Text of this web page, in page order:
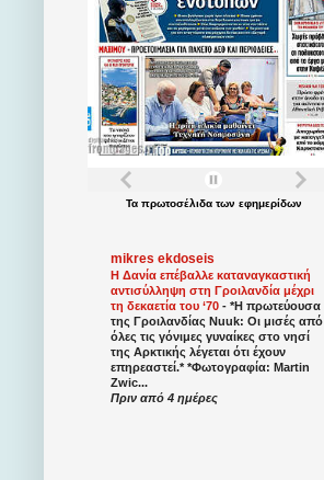
Τα πρωτοσέλιδατων εφημερίδων
mikres ekdoseis
Η Δανία επέβαλλε καταναγκαστική
αντισύλληψη στη Γροιλανδία μέχρι
τη δεκαετία του ‘70 - *Η πρωτεύουσα
της Γροιλανδίας Nuuk: Οι μισές από
όλες τις γόνιμες γυναίκες στο νησί
της Αρκτικής λέγεται ότι έχουν
επηρεαστεί.* *Φωτογραφία: Martin
Zwic...
Πριν από 4 ημέρες